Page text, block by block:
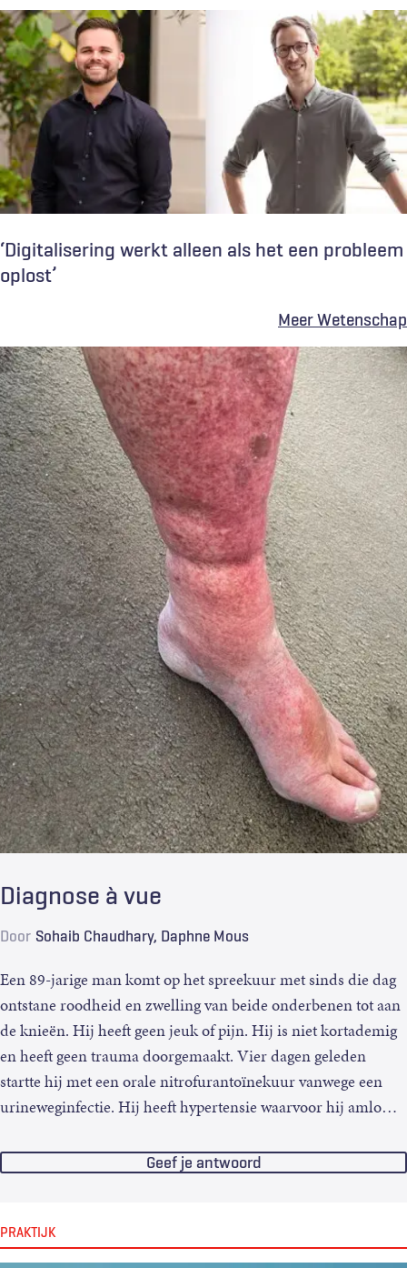
‘Digitalisering werkt alleen als het een probleem
oplost’
Meer Wetenschap
Diagnose à vue
Door Sohaib Chaudhary Daphne Mous
Een 89-jarige man komt op het spreekuur met sinds die dag
ontstane roodheid en zwelling van beide onderbenen tot aan
de knieën. Hij heeft geen jeuk of pijn. Hij is niet kortademig
en heeft geen trauma doorgemaakt. Vier dagen geleden
startte hij met een orale nitrofurantoïnekuur vanwege een
urineweginfectie. Hij heeft hypertensie waarvoor hij amlo…
Geef je antwoord
PRAKTIJK